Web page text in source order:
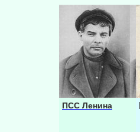
ПСС Ленина